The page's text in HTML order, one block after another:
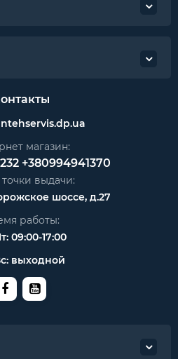
магазин:
+380994941370
выдачи:
шоссе, д.27
работы:
09:00-17:00
выходной